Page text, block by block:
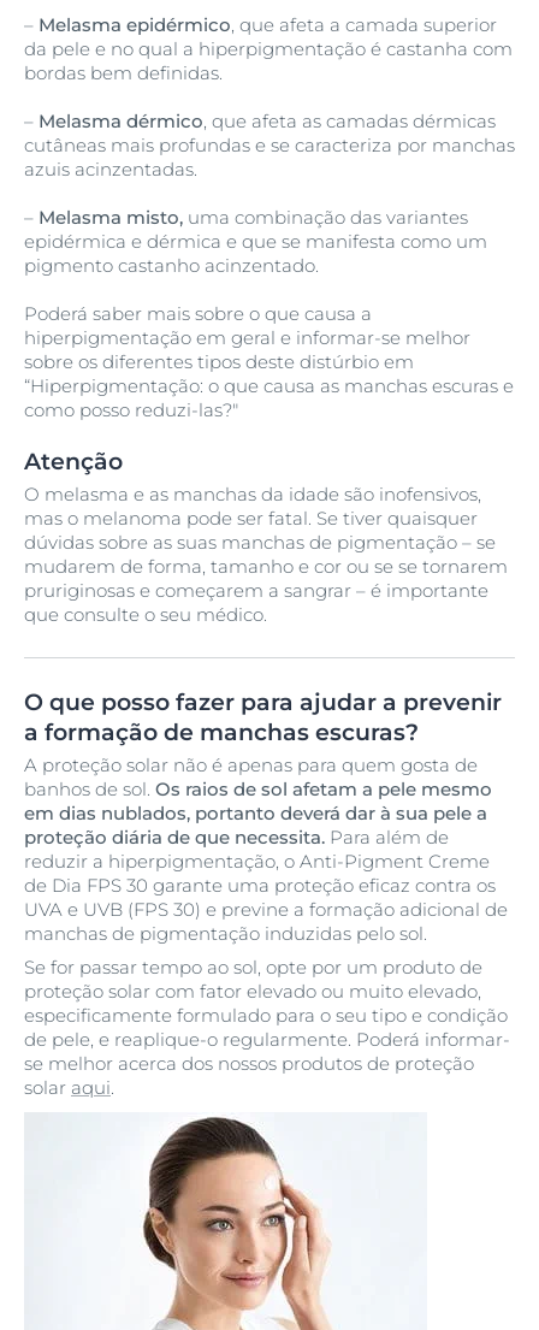
– Melasma epidérmico, que afeta a camada superior
da pele e no qual a hiperpigmentação é castanha com
bordas bem definidas.
– Melasma dérmico, que afeta as camadas dérmicas
cutâneas mais profundas e se caracteriza por manchas
azuis acinzentadas.
– Melasma misto, uma combinação das variantes
epidérmica e dérmica e que se manifesta como um
pigmento castanho acinzentado.
Poderá saber mais sobre o que causa a
hiperpigmentação em geral e informar-se melhor
sobre os diferentes tipos deste distúrbio em
“Hiperpigmentação: o que causa as manchas escuras e
como posso reduzi-las?"
Atenção
O melasma e as manchas da idade são inofensivos,
mas o melanoma pode ser fatal. Se tiver quaisquer
dúvidas sobre as suas manchas de pigmentação – se
mudarem de forma, tamanho e cor ou se se tornarem
pruriginosas e começarem a sangrar – é importante
que consulte o seu médico.
O que posso fazer para ajudar a prevenir
a formação de manchas escuras?
A proteção solar não é apenas para quem gosta de
banhos de sol. Os raios de sol afetam a pele mesmo
em dias nublados, portanto deverá dar à sua pele a
proteção diária de que necessita. Para além de
reduzir a hiperpigmentação, o Anti-Pigment Creme
de Dia FPS 30 garante uma proteção eficaz contra os
UVA e UVB (FPS 30) e previne a formação adicional de
manchas de pigmentação induzidas pelo sol.
Se for passar tempo ao sol, opte por um produto de
proteção solar com fator elevado ou muito elevado,
especificamente formulado para o seu tipo e condição
de pele, e reaplique-o regularmente. Poderá informar-
se melhor acerca dos nossos produtos de proteção
solar aqui.